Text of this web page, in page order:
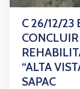
C 26/12/23
“ALTA
SAPAC